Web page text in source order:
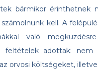
bármikor érinthetnek
kell. A
való
feltételek adottak:
orvosi költségeket,